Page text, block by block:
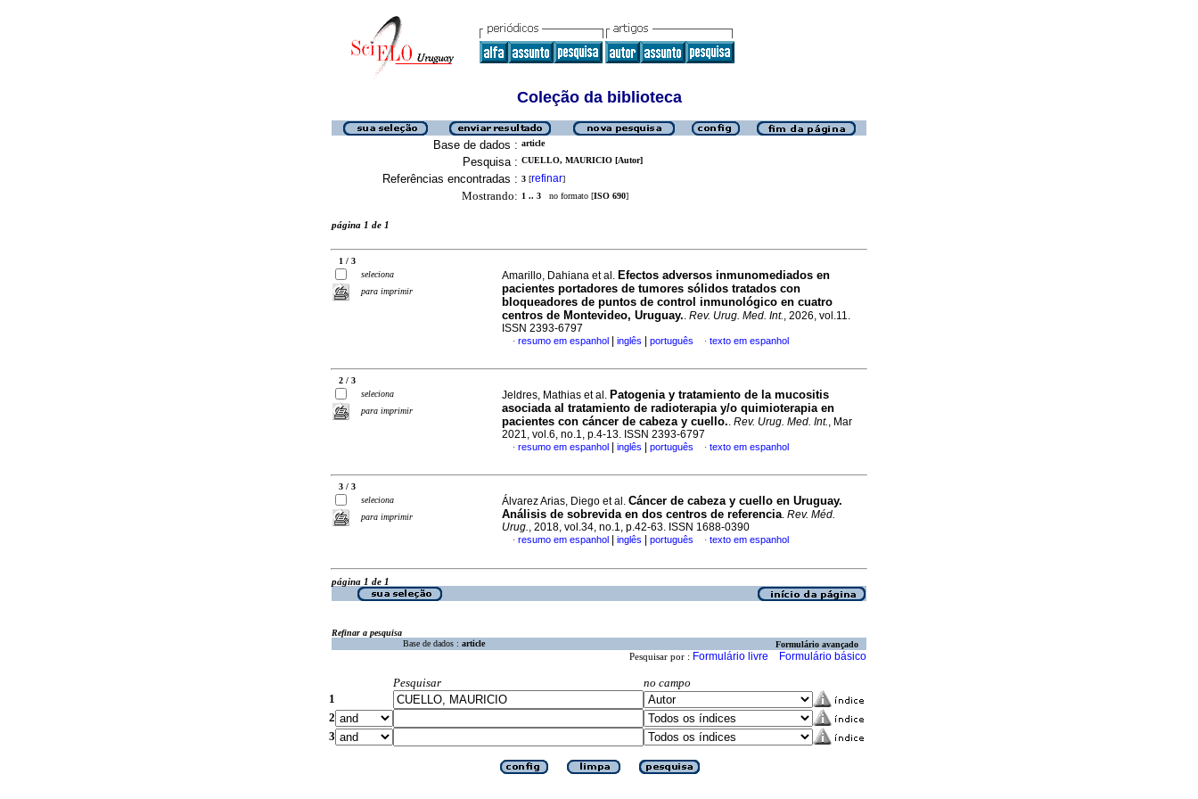
Coleção da biblioteca
Base de dados : article
Pesquisa : CUELLO, MAURICIO [Autor]
Referências encontradas : 3 [refinar]
Mostrando: 1 .. 3 no formato [ISO 690]
página 1 de 1
1 / 3
seleciona
para imprimir
Amarillo, Dahiana et al. Efectos adversos inmunomediados en
pacientes portadores de tumores sólidos tratados con
bloqueadores de puntos de control inmunológico en cuatro
centros de Montevideo, Uruguay.. Rev. Urug. Med. Int., 2026, vol.11.
ISSN 2393-6797
· resumo em espanhol inglês português · texto em espanhol
2 / 3
seleciona
para imprimir
Jeldres, Mathias et al. Patogenia y tratamiento de la mucositis
asociada al tratamiento de radioterapia y/o quimioterapia en
pacientes con cáncer de cabeza y cuello.. Rev. Urug. Med. Int., Mar
2021, vol.6, no.1, p.4-13. ISSN 2393-6797
· resumo em espanhol inglês português · texto em espanhol
3 / 3
seleciona
para imprimir
Álvarez Arias, Diego et al. Cáncer de cabeza y cuello en Uruguay.
Análisis de sobrevida en dos centros de referencia. Rev. Méd.
Urug., 2018, vol.34, no.1, p.42-63. ISSN 1688-0390
· resumo em espanhol inglês português · texto em espanhol
página 1 de 1
Refinar a pesquisa
Base de dados : article Formulário avançado
Pesquisar por : Formulário livre Formulário básico
Pesquisar
no campo
1
2
3